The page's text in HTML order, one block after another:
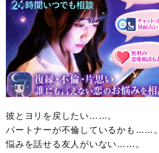
彼とヨリを戻したい……。
パートナーが不倫しているかも……。
悩みを話せる友人がいない……。